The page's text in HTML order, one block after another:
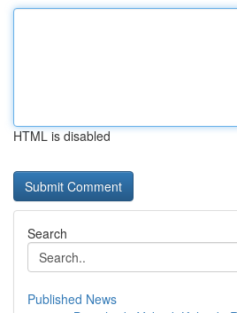
HTML is disabled
Search
Published News